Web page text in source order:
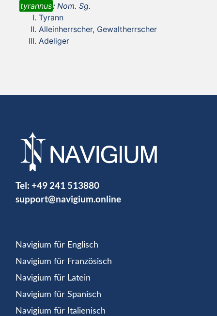
tyrannus: Nom. Sg.
Tyrann
Alleinherrscher, Gewaltherrscher
Adeliger
Tel: +49 241 513880
support@navigium.online
Navigium für Englisch
Navigium für Französisch
Navigium für Latein
Navigium für Spanisch
Navigium für Italienisch